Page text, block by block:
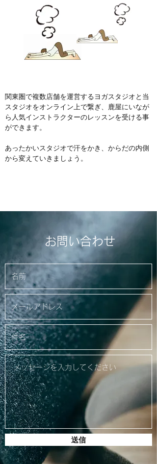
関東圏で複数店舗を運営するヨガスタジオと当
スタジオをオンライン上で繋ぎ、鹿屋にいなが
ら人気インストラクターのレッスンを受ける事
ができます。
​あったかいスタジオで汗をかき、からだの内側
から変えていきましょう。
お問い合わせ
送信